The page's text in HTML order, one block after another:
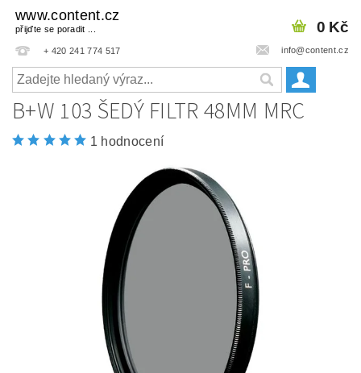
www.content.cz
přijďte se poradit ...
+ 420 241 774 517 info@content.cz
0 Kč
B+W 103 ŠEDÝ FILTR 48MM MRC
1 hodnocení